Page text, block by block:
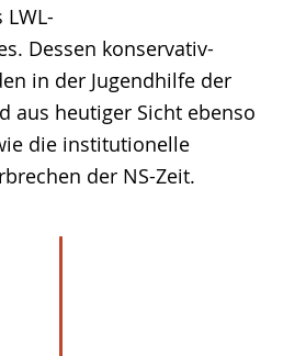
Dessen konservativ-
in der Jugendhilfe der
aus heutiger Sicht ebenso
die institutionelle
der NS-Zeit.